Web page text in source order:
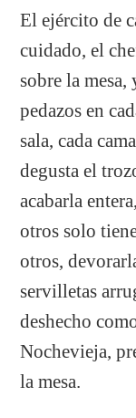
El ejército de
cuidado, el
sobre la
pedazos en
sala, cada
degusta el
acabarla
otros solo
otros,
servilletas
deshecho
Nochevieja,
la mesa.